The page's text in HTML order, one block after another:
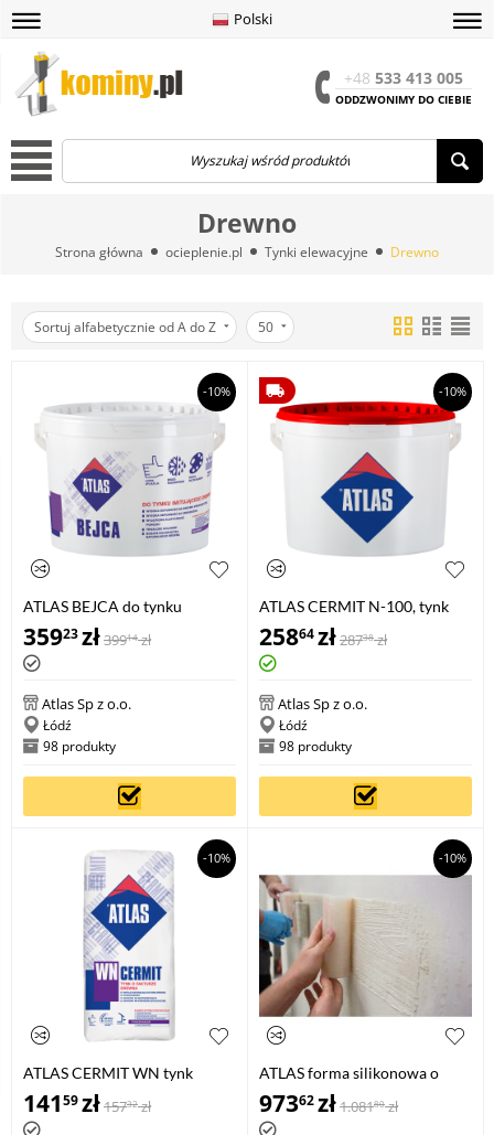
Polski
+48 533 413 005
ODDZWONIMY DO CIEBIE
menu
Drewno
Strona główna ocieplenie.pl Tynki elewacyjne Drewno
menu
Sortuj alfabetycznie od A do Z 50
-10%
ATLAS BEJCA do tynku
imitującego drewno, 4 litry
35923zł39914 zł
Atlas Sp z o.o.
Łódź
98 produkty
-10%
ATLAS CERMIT N-100, tynk
szablonowy akrylowy, 25 kg
25864zł28738 zł
Atlas Sp z o.o.
Łódź
98 produkty
-10%
ATLAS CERMIT WN tynk
mineralny imitujący naturalną
fakturę drewna, 25 kg
14159zł15732 zł
-10%
ATLAS forma silikonowa o
fakturze drewna, 20 cm x 2 mb
97362zł1.08180 zł
menu